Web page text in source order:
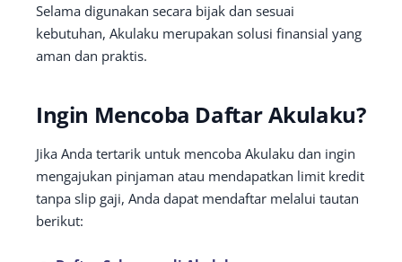
Selama digunakan secara bijak dan sesuai
kebutuhan, Akulaku merupakan solusi finansial yang
aman dan praktis.
Ingin Mencoba Daftar Akulaku?
Jika Anda tertarik untuk mencoba Akulaku dan ingin
mengajukan pinjaman atau mendapatkan limit kredit
tanpa slip gaji, Anda dapat mendaftar melalui tautan
berikut: